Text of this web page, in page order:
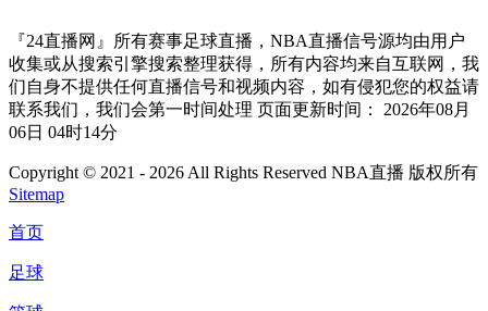
『24直播网』所有赛事足球直播，NBA直播信号源均由用户
收集或从搜索引擎搜索整理获得，所有内容均来自互联网，我
们自身不提供任何直播信号和视频内容，如有侵犯您的权益请
联系我们，我们会第一时间处理 页面更新时间： 2026年08月
06日 04时14分
Copyright © 2021 - 2026 All Rights Reserved NBA直播 版权所有
Sitemap
首页
足球